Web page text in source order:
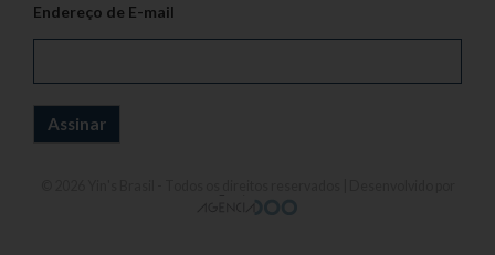
Endereço de E-mail